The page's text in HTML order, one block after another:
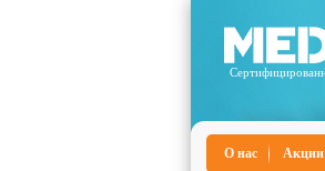
О нас Акции